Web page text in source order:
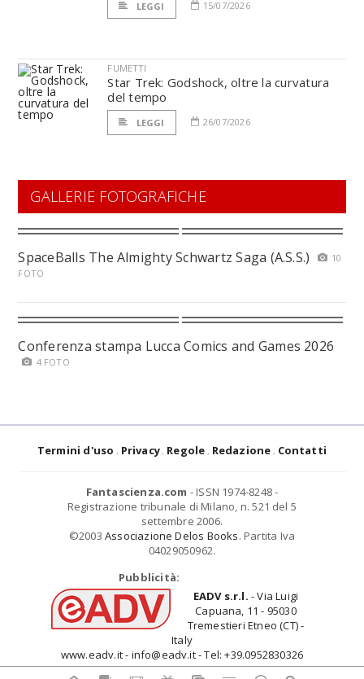
LEGGI 15/07/2026
FUMETTI
Star Trek: Godshock, oltre la curvatura
del tempo
LEGGI 26/07/2026
GALLERIE FOTOGRAFICHE
SpaceBalls The Almighty Schwartz Saga (A.S.S.)
10
FOTO
Conferenza stampa Lucca Comics and Games 2026
4 FOTO
Termini d'uso Privacy Regole Redazione Contatti
Fantascienza.com - ISSN 1974-8248 -
Registrazione tribunale di Milano, n. 521 del 5
settembre 2006.
©2003 Associazione Delos Books. Partita Iva
04029050962.
Pubblicità:
EADV s.r.l. - Via Luigi
Capuana, 11 - 95030
Tremestieri Etneo (CT) -
Italy
www.eadv.it - info@eadv.it - Tel: +39.0952830326